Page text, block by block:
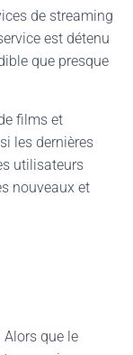
de streaming
est détenu
que presque
films et
les dernières
utilisateurs
nouveaux et
Alors que le